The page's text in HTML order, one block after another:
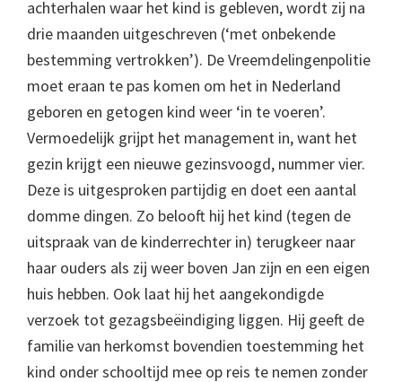
achterhalen waar het kind is gebleven, wordt zij na
drie maanden uitgeschreven (‘met onbekende
bestemming vertrokken’). De Vreemdelingenpolitie
moet eraan te pas komen om het in Nederland
geboren en getogen kind weer ‘in te voeren’.
Vermoedelijk grijpt het management in, want het
gezin krijgt een nieuwe gezinsvoogd, nummer vier.
Deze is uitgesproken partijdig en doet een aantal
domme dingen. Zo belooft hij het kind (tegen de
uitspraak van de kinderrechter in) terugkeer naar
haar ouders als zij weer boven Jan zijn en een eigen
huis hebben. Ook laat hij het aangekondigde
verzoek tot gezagsbeëindiging liggen. Hij geeft de
familie van herkomst bovendien toestemming het
kind onder schooltijd mee op reis te nemen zonder